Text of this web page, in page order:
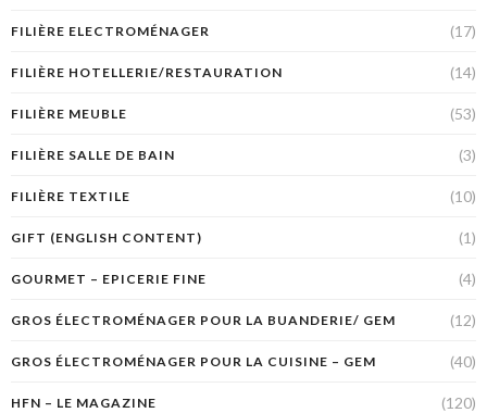
FILIÈRE ELECTROMÉNAGER (17)
FILIÈRE HOTELLERIE/RESTAURATION (14)
FILIÈRE MEUBLE (53)
FILIÈRE SALLE DE BAIN (3)
FILIÈRE TEXTILE (10)
GIFT (ENGLISH CONTENT) (1)
GOURMET – EPICERIE FINE (4)
GROS ÉLECTROMÉNAGER POUR LA BUANDERIE/ GEM (12)
GROS ÉLECTROMÉNAGER POUR LA CUISINE – GEM (40)
HFN – LE MAGAZINE (120)